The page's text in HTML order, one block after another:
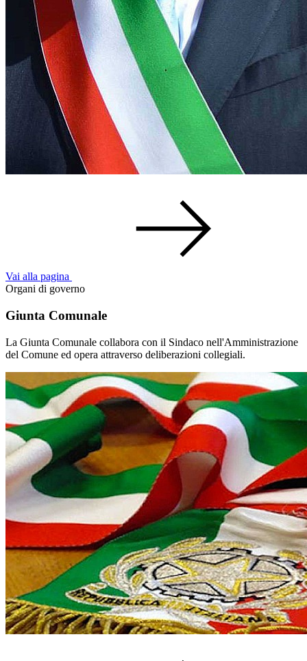
Vai alla pagina
Organi di governo
Giunta Comunale
La Giunta Comunale collabora con il Sindaco nell'Amministrazione
del Comune ed opera attraverso deliberazioni collegiali.